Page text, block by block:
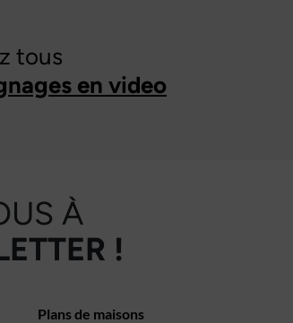
tous
en video
À
!
Plans de maisons